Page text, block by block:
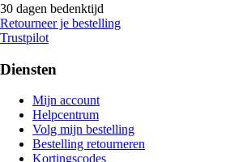
30 dagen bedenktijd
Retourneer je bestelling
Trustpilot
Diensten
Mijn account
Helpcentrum
Volg mijn bestelling
Bestelling retourneren
Kortingscodes